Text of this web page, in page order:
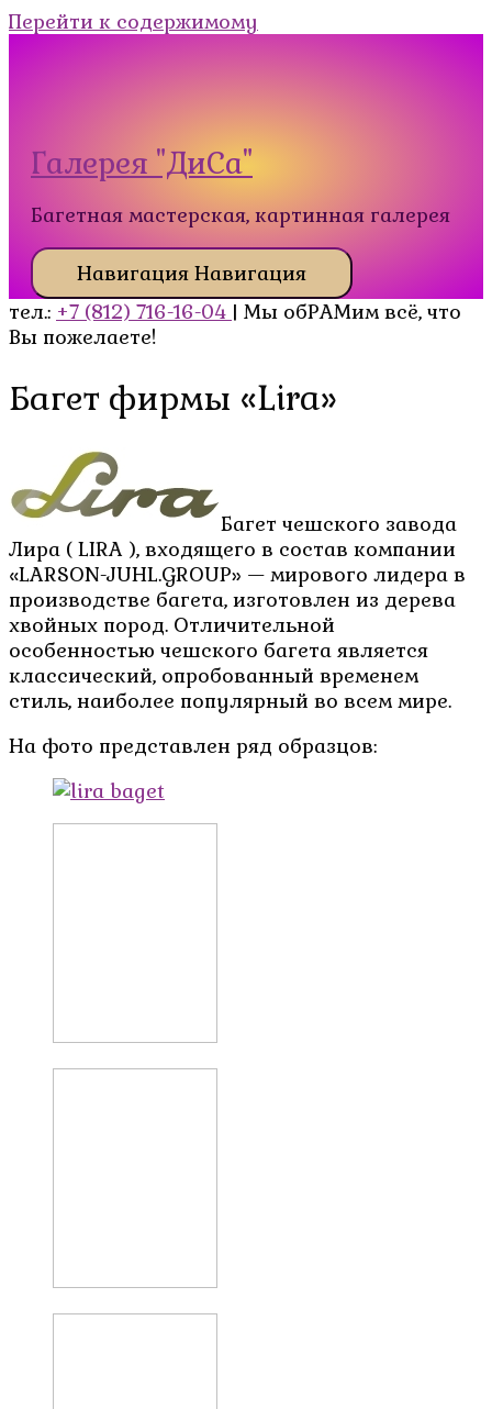
Перейти к содержимому
Галерея "ДиСа"
Багетная мастерская, картинная галерея
Навигация Навигация
тел.: +7 (812) 716-16-04 | Мы обРАМим всё, что
Вы пожелаете!
Багет фирмы «Lira»
Багет чешского завода
Лира ( LIRA ), входящего в состав компании
«LARSON-JUHL.GROUP» — мирового лидера в
производстве багета, изготовлен из дерева
хвойных пород. Отличительной
особенностью чешского багета является
классический, опробованный временем
стиль, наиболее популярный во всем мире.
На фото представлен ряд образцов: